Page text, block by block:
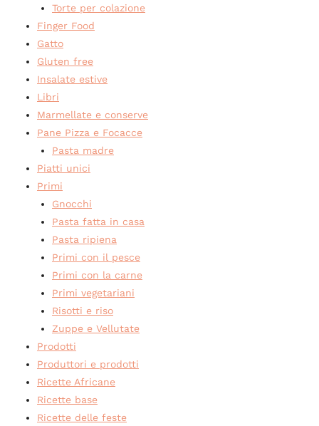
Torte per colazione
Finger Food
Gatto
Gluten free
Insalate estive
Libri
Marmellate e conserve
Pane Pizza e Focacce
Pasta madre
Piatti unici
Primi
Gnocchi
Pasta fatta in casa
Pasta ripiena
Primi con il pesce
Primi con la carne
Primi vegetariani
Risotti e riso
Zuppe e Vellutate
Prodotti
Produttori e prodotti
Ricette Africane
Ricette base
Ricette delle feste